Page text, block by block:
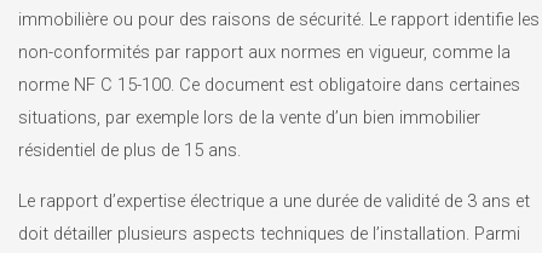
immobilière ou pour des raisons de sécurité. Le rapport identifie les
non-conformités par rapport aux normes en vigueur, comme la
norme NF C 15-100. Ce document est obligatoire dans certaines
situations, par exemple lors de la vente d’un bien immobilier
résidentiel de plus de 15 ans.
Le rapport d’expertise électrique a une durée de validité de 3 ans et
doit détailler plusieurs aspects techniques de l’installation. Parmi